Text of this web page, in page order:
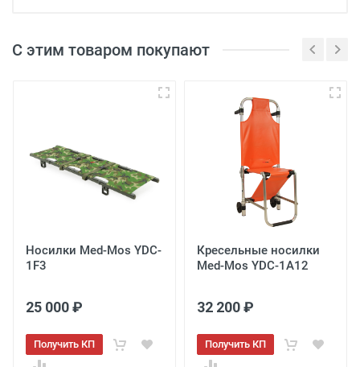
С этим товаром покупают
Носилки Med-Mos YDC-
1F3
25 000 ₽
Получить КП
Кресельные носилки
Med-Mos YDC-1A12
32 200 ₽
Получить КП